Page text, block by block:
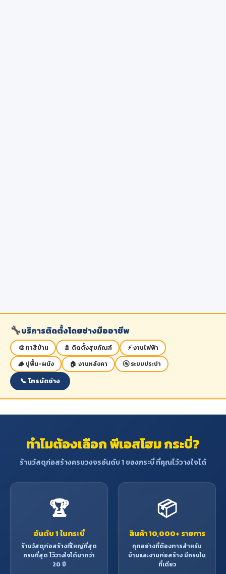
🔧บริการติดตั้งโดยช่างมืออาชีพ
🎨 ทาสีบ้าน 🚿 ติดตั้งสุขภัณฑ์
⚡ งานไฟฟ้า
🪵 ปูพื้น-ผนัง
🏠 งานหลังคา 🚰 ระบบประปา
📞 โทรนัดช่าง
ทำไมต้องเลือก พีเอสโฮม กระบี่?
ร้านวัสดุก่อสร้างครบวงจรอันดับ 1 ของกระบี่ ที่คุณไว้วางใจได้
🏆
อันดับ 1 ในกระบี่
ร้านวัสดุก่อสร้างที่ใหญ่ที่สุด
ครบที่สุด ไว้วางใจได้มากว่า
20 ปี
📦
สินค้า 10,000+ รายการ
ทุกอย่างที่ต้องการสำหรับ
บ้านและงานก่อสร้าง มีครบใน
ที่เดียว